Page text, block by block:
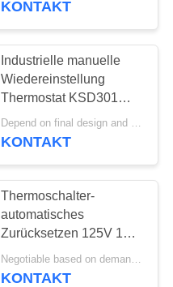
KONTAKT
Industrielle manuelle
Wiedereinstellung
Thermostat KSD301
Wärmeschalter 16A
250V mit PPS-Gehäuse
Depend on final design and order quantity MOQ:1000PCS
KONTAKT
Thermoschalter-
automatisches
Zurücksetzen 125V 15A
KSD301 reparierte
Klammer 24mm
KONTAKT